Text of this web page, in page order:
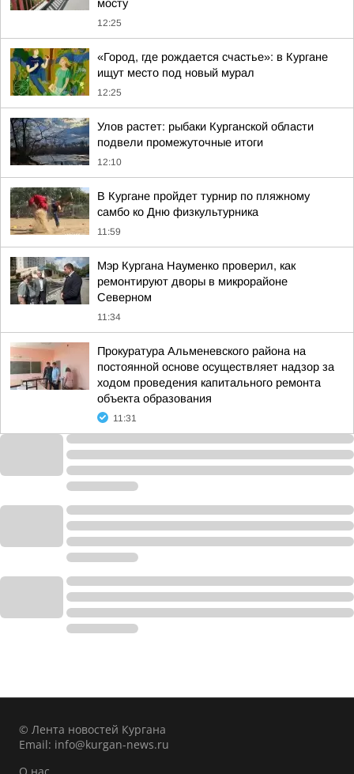
мосту
12:25
«Город, где рождается счастье»: в Кургане
ищут место под новый мурал
12:25
Улов растет: рыбаки Курганской области
подвели промежуточные итоги
12:10
В Кургане пройдет турнир по пляжному
самбо ко Дню физкультурника
11:59
Мэр Кургана Науменко проверил, как
ремонтируют дворы в микрорайоне
Северном
11:34
Прокуратура Альменевского района на
постоянной основе осуществляет надзор за
ходом проведения капитального ремонта
объекта образования
11:31
© Лента новостей Кургана
Email: info@kurgan-news.ru